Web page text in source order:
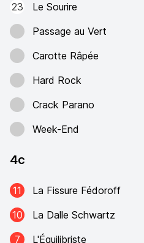
23
Le Sourire
Passage au Vert
Carotte Râpée
Hard Rock
Crack Parano
Week-End
4c
11 La Fissure Fédoroff
10
La Dalle Schwartz
7
L'Équilibriste